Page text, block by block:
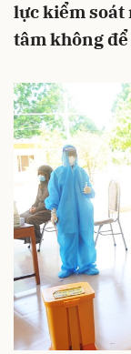
lực kiểm soát
tâm không